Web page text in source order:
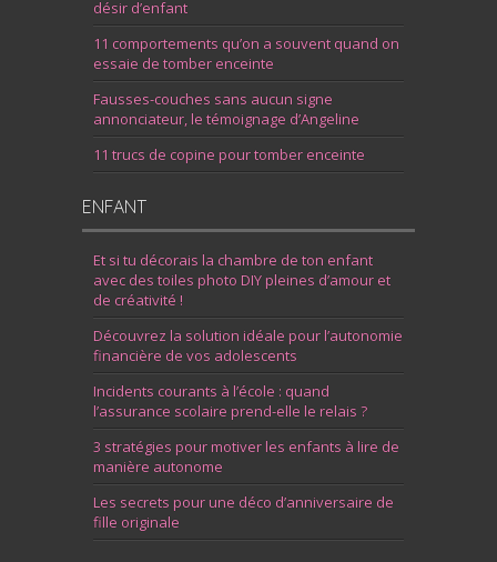
désir d’enfant
11 comportements qu’on a souvent quand on
essaie de tomber enceinte
Fausses-couches sans aucun signe
annonciateur, le témoignage d’Angeline
11 trucs de copine pour tomber enceinte
ENFANT
Et si tu décorais la chambre de ton enfant
avec des toiles photo DIY pleines d’amour et
de créativité !
Découvrez la solution idéale pour l’autonomie
financière de vos adolescents
Incidents courants à l’école : quand
l’assurance scolaire prend-elle le relais ?
3 stratégies pour motiver les enfants à lire de
manière autonome
Les secrets pour une déco d’anniversaire de
fille originale